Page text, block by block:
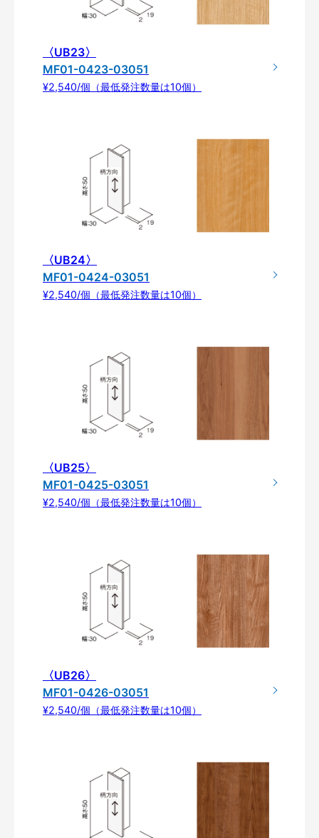
〈UB23〉
MF01-0423-03051
¥2,540/個（最低発注数量は10個）
〈UB24〉
MF01-0424-03051
¥2,540/個（最低発注数量は10個）
〈UB25〉
MF01-0425-03051
¥2,540/個（最低発注数量は10個）
〈UB26〉
MF01-0426-03051
¥2,540/個（最低発注数量は10個）